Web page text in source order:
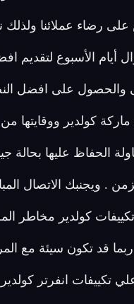
على رضاء عملائنا
أيام الأسبوع لتقديم
والحصول على افضل
كولدير ووقايتها
الحفاظ عليها بحالة
. ويجنبك الاتصال
كولدير مخاطر
ربما قد تكون سيئة مع
تكييفات انفرتر